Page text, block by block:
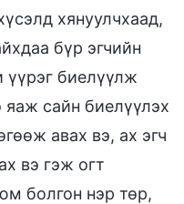
хянуулчхаад,
бүр эгчийн
үүрэг биелүүлж
яаж сайн биелүүлэх
авах вэ, ах эгч
вэ гэж огт
болгон нэр төр,